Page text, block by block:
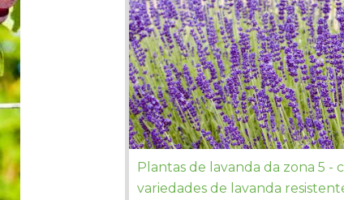
Plantas de lavanda da zona 5 -
variedades de lavanda